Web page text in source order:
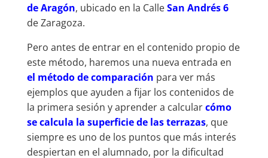
de Aragón, ubicado en la CalleSan Andrés 6
de Zaragoza.
Pero antes de entrar en el contenido propio de
este método, haremos una nueva entrada en
el método de comparación para ver más
ejemplos que ayuden a fijar los contenidos de
la primera sesión y aprender a calcularcómo
se calcula la superficie de las terrazas, que
siempre es uno de los puntos que más interés
despiertan en el alumnado, por la dificultad